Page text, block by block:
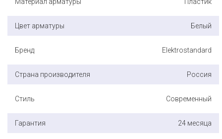
Материал арматуры Пластик
Цвет арматуры Белый
Бренд Elektrostandard
Страна производителя Россия
Стиль Современный
Гарантия 24 месяца